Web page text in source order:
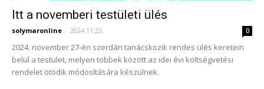
Itt a novemberi testületi ülés
solymaronline - 2024.11.23. 0
2024. november 27-én szerdán tanácskozik rendes ülés keretein
belül a testület, melyen többek között az idei évi költségvetési
rendelet ötödik módosítására készülnek.